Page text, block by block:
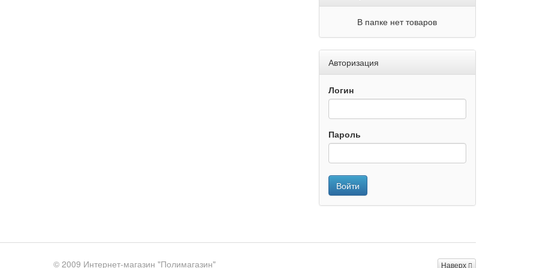
В папке нет товаров
Авторизация
Логин
Пароль
Войти
Наверх
© 2009 Интернет-магазин "Полимагазин"